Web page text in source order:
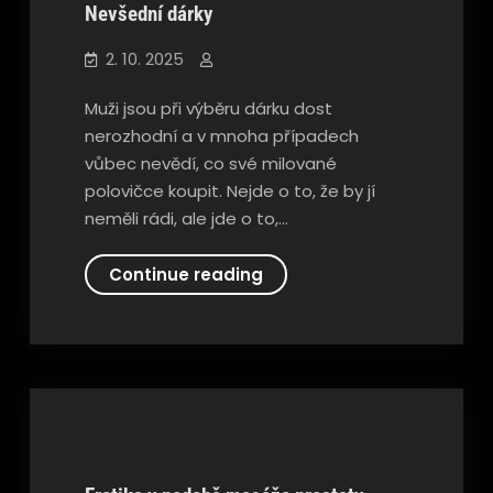
Nevšední dárky
2. 10. 2025
Muži jsou při výběru dárku dost
nerozhodní a v mnoha případech
vůbec nevědí, co své milované
polovičce koupit. Nejde o to, že by jí
neměli rádi, ale jde o to,…
Continue readingNevšední
dárky